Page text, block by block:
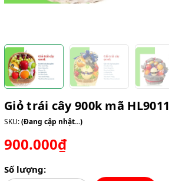
Giỏ trái cây 900k mã HL9011
SKU:(Đang cập nhật...)
900.000₫
Số lượng: